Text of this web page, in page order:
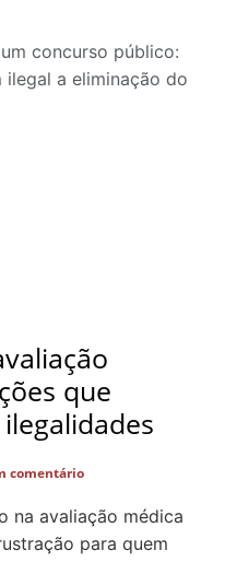
que
comentário
na avaliação médica
para quem